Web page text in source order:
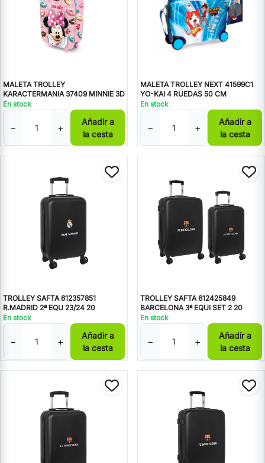
MALETA TROLLEY
KARACTERMANIA 37409 MINNIE 3D
En stock
− +
Añadir a
la cesta
MALETA TROLLEY NEXT 41599C1
YO-KAI 4 RUEDAS 50 CM
En stock
− +
Añadir a
la cesta
TROLLEY SAFTA 612357851
R.MADRID 2ª EQU 23/24 20
En stock
− +
Añadir a
la cesta
TROLLEY SAFTA 612425849
BARCELONA 3ª EQUI SET 2 20
En stock
− +
Añadir a
la cesta